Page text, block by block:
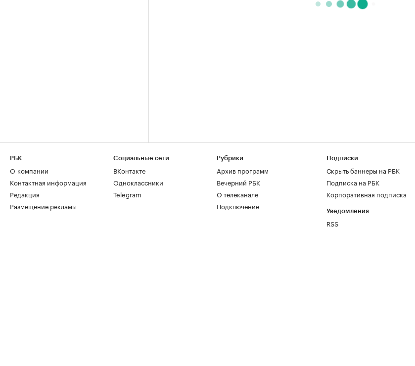
РБК
О компании
Контактная информация
Редакция
Размещение рекламы
Социальные сети
ВКонтакте
Одноклассники
Telegram
Рубрики
Архив программ
Вечерний РБК
О телеканале
Подключение
Подписки
Скрыть баннеры на РБК
Подписка на РБК
Корпоративная подписка
Уведомления
RSS